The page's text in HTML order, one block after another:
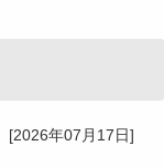
[2026年07月17日]